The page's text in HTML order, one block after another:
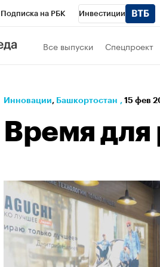
Подписка на РБК Инвестиции
РБК Вино
Проверка контрагентов
Все выпуски Спецпроект
Инновации⁠, Башкортостан , 15 фев
Время для